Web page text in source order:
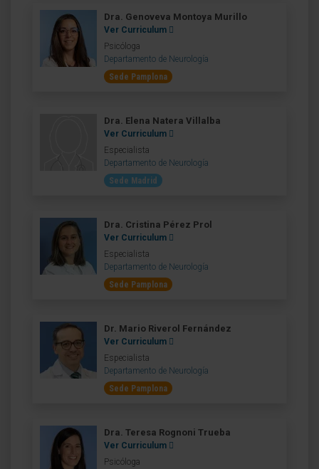
Dra. Genoveva Montoya Murillo
Ver Curriculum
Psicóloga
Departamento de Neurología
Sede Pamplona
Dra. Elena Natera Villalba
Ver Curriculum
Especialista
Departamento de Neurología
Sede Madrid
Dra. Cristina Pérez Prol
Ver Curriculum
Especialista
Departamento de Neurología
Sede Pamplona
Dr. Mario Riverol Fernández
Ver Curriculum
Especialista
Departamento de Neurología
Sede Pamplona
Dra. Teresa Rognoni Trueba
Ver Curriculum
Psicóloga